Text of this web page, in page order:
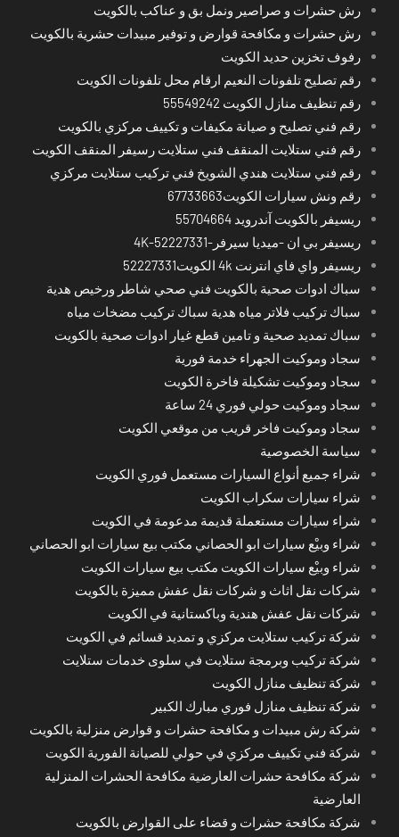
رش حشرات و صراصير ونمل بق و عناكب بالكويت
رش حشرات و مكافحة قوارض و توفير مبيدات حشرية بالكويت
رفوف تخزين حديد الكويت
رقم تصليح تلفونات النعيم ارقام محل تلفونات الكويت
رقم تنظيف منازل الكويت 55549242
رقم فني تصليح و صيانة مكيفات و تكييف مركزي بالكويت
رقم فني ستلايت المنقف فني ستلايت رسيفر المنقف الكويت
رقم فني ستلايت هندي الشويخ فني تركيب ستلايت مركزي
رقم ونش سيارات الكويت67733663
ريسيفر بالكويت آندرويد 55704664
ريسيفر بي ان -ميديا سيرفر-4K-52227331
ريسيفر واي فاي انترنت 4k الكويت52227331
سباك ادوات صحية بالكويت فني صحي شاطر ورخيص هدية
سباك تركيب فلاتر مياه هدية سباك تركيب مضخات مياه
سباك تمديد صحية و تامين قطع غيار ادوات صحية بالكويت
سجاد وموكيت الجهراء خدمة فورية
سجاد وموكيت تشكيلة فاخرة الكويت
سجاد وموكيت حولي فوري 24 ساعة
سجاد وموكيت فاخر قريب من موقعي الكويت
سياسة الخصوصية
شراء جميع أنواع السيارات مستعمل فوري الكويت
شراء سيارات سكراب الكويت
شراء سيارات مستعملة قديمة مدعومة في الكويت
شراء وبيْع سيارات ابو الحصاني مكتب بيع سيارات ابو الحصاني
شراء وبيْع سيارات الكويت مكتب بيع سيارات الكويت
شركات نقل اثاث و شركات نقل عفش مميزة بالكويت
شركات نقل عفش هندية وباكستانية في الكويت
شركة تركيب ستلايت مركزي و تمديد قسائم في الكويت
شركة تركيب وبرمجة ستلايت في سلوى خدمات ستلايت
شركة تنظيف منازل الكويت
شركة تنظيف منازل فوري مبارك الكبير
شركة رش مبيدات و مكافحة حشرات و قوارض منزلية بالكويت
شركة فني تكييف مركزي في حولي للصيانة الفورية الكويت
شركة مكافحة حشرات العارضية مكافحة الحشرات المنزلية
العارضية
شركة مكافحة حشرات و قضاء على القوارض بالكويت